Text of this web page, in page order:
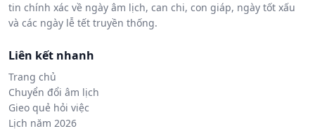
tin chính xác về ngày âm lịch, can chi, con giáp, ngày tốt xấu
và các ngày lễ tết truyền thống.
Liên kết nhanh
Trang chủ
Chuyển đổi âm lịch
Gieo quẻ hỏi việc
Lịch năm 2026